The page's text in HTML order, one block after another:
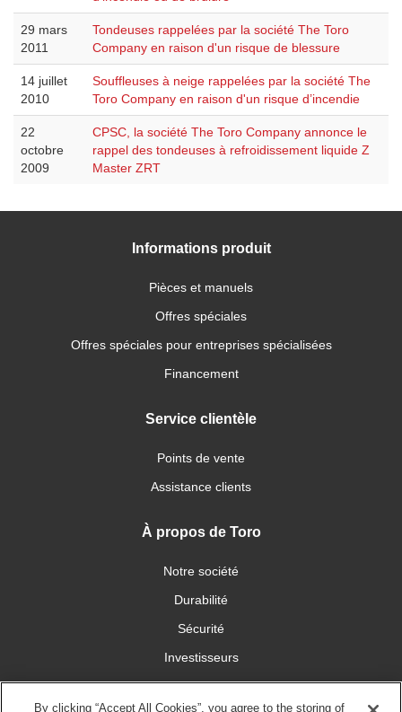
29 mars
2011
Tondeuses rappelées par la société The Toro
Company en raison d'un risque de blessure
14 juillet
2010
Souffleuses à neige rappelées par la société The
Toro Company en raison d'un risque d’incendie
22
octobre
2009
CPSC, la société The Toro Company annonce le
rappel des tondeuses à refroidissement liquide Z
Master ZRT
Informations produit
Pièces et manuels
Offres spéciales
Offres spéciales pour entreprises spécialisées
Financement
Service clientèle
Points de vente
Assistance clients
À propos de Toro
Notre société
Durabilité
Sécurité
Investisseurs
Carrières
By clicking “Accept All Cookies”, you agree to the storing of